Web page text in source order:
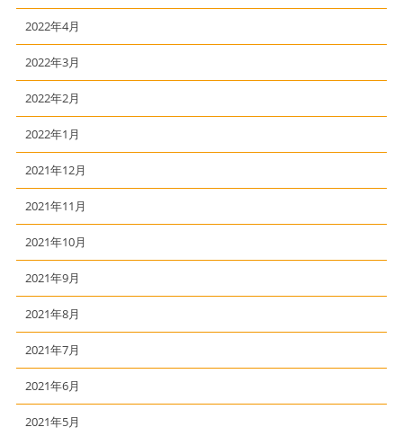
2022年4月
2022年3月
2022年2月
2022年1月
2021年12月
2021年11月
2021年10月
2021年9月
2021年8月
2021年7月
2021年6月
2021年5月